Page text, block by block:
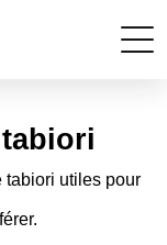
tabiori utiles pour